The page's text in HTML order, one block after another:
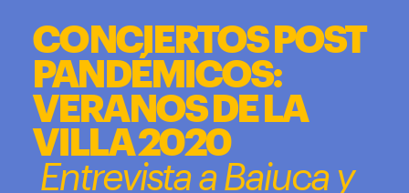
CONCIERTOS POST
PANDÉMICOS:
VERANOS DE LA
VILLA 2020